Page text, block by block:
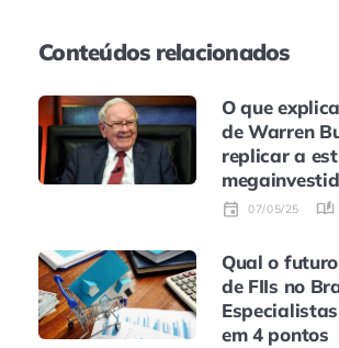
Conteúdos relacionados
O que
de Warren
replicar a
07/05/25
Qual o
de FIIs no
em 4 pontos